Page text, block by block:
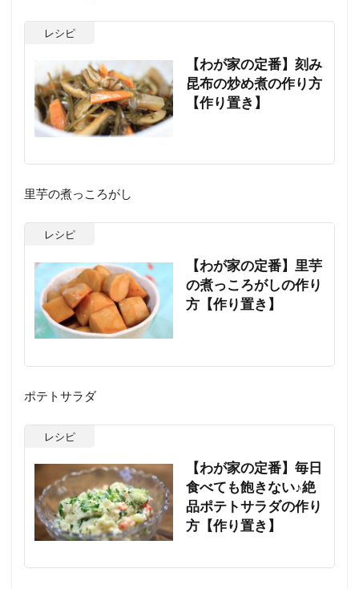
レシピ
【わが家の定番】刻み
昆布の炒め煮の作り方
【作り置き】
里芋の煮っころがし
レシピ
【わが家の定番】里芋
の煮っころがしの作り
方【作り置き】
ポテトサラダ
レシピ
【わが家の定番】毎日
食べても飽きない♪絶
品ポテトサラダの作り
方【作り置き】